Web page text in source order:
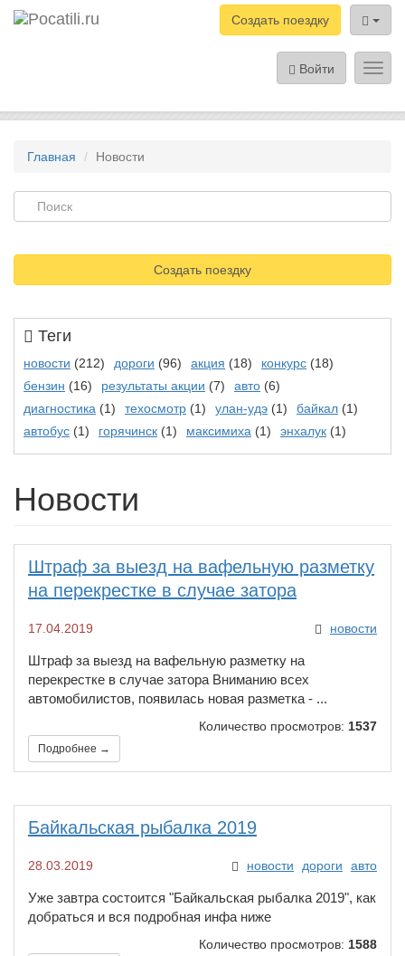
Создать поездку
Войти
Главная Новости
Создать поездку
Теги
новости (212) дороги (96) акция (18) конкурс (18)
бензин (16) результаты акции (7) авто (6)
диагностика (1) техосмотр (1) улан-удэ (1) байкал (1)
автобус (1) горячинск (1) максимиха (1) энхалук (1)
Новости
​Штраф за выезд на вафельную разметку
на перекрестке в случае затора
новости
17.04.2019
​Штраф за выезд на вафельную разметку на
перекрестке в случае затора Вниманию всех
автомобилистов, появилась новая разметка - ...
Количество просмотров: 1537
Подробнее →
Байкальская рыбалка 2019​​
новости дороги авто
28.03.2019
Уже завтра состоится "Байкальская рыбалка 2019", как
добраться и вся подробная инфа ниже
Количество просмотров: 1588